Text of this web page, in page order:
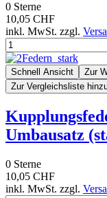
0 Sterne
10,05 CHF
inkl. MwSt. zzgl.
Schnell Ansicht
Zur
Zur Vergleichsliste
Umbausatz
0 Sterne
10,05 CHF
inkl. MwSt. zzgl.